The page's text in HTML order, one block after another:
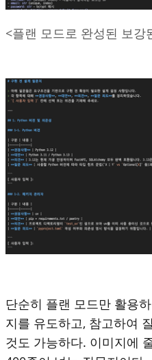
<플랜 모드로 완성된 보강
단순히 플랜 모드만 활용
지를 유도하고, 참고하여
것도 가능하다. 이미지에